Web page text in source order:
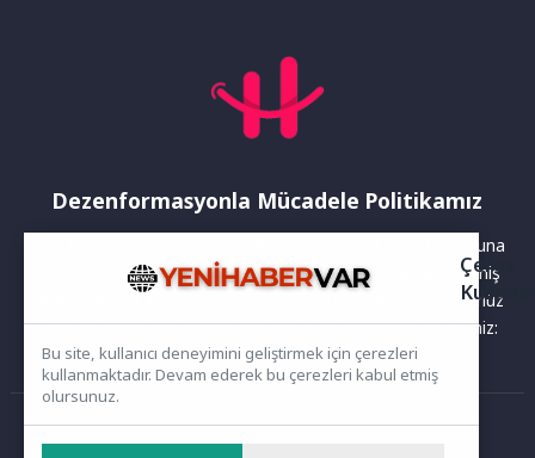
Dezenformasyonla Mücadele Politikamız
Yayınlanan haberler doğruluk ilkesi gözetilerek hazırlanır. Buna
rağmen bazı içeriklerde eksik, hatalı veya güncelliğini yitirmiş
bilgiler bulunabilir.Yanlış veya yanıltıcı olduğunu düşündüğünüz
haberleri aşağıdaki iletişim kanallarından bize bildirebilirsiniz:
Ana Sayfa
Çerez
Bu site, kullanıcı deneyimini geliştirmek için çerezleri
kullanmaktadır. Devam ederek bu çerezleri kabul etmiş
olursunuz.